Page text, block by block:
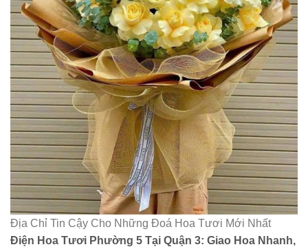
Địa Chỉ Tin Cậy Cho Những Đoá Hoa Tươi Mới Nhất
Điện Hoa Tươi Phường 5 Tại Quận 3: Giao Hoa Nhanh,